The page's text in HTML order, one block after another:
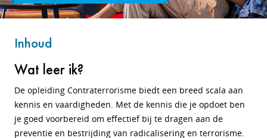
Inhoud
Wat leer ik?
De opleiding Contraterrorisme biedt een breed scala aan
kennis en vaardigheden. Met de kennis die je opdoet ben
je goed voorbereid om effectief bij te dragen aan de
preventie en bestrijding van radicalisering en terrorisme.